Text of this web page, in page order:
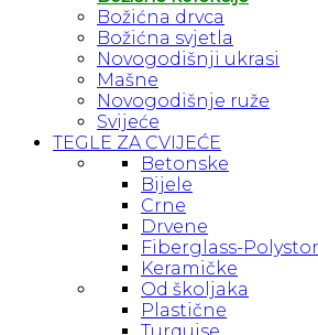
Božićna drvca
Božićna svjetla
Novogodišnji ukrasi
Mašne
Novogodišnje ruže
Svijeće
TEGLE ZA CVIJEĆE
Betonske
Bijele
Crne
Drvene
Fiberglass-
Keramičke
Od školjaka
Plastične